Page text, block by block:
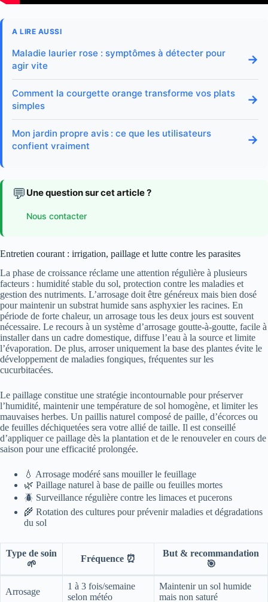
A LIRE AUSSI
Maladie laurier rose : symptômes à détecter pour
agir vite
→
Comment la courgette orange transforme vos plats
simples
→
Mon jardin propre avis : ce que les utilisateurs
confient vraiment
→
💬 Une question sur cet article ?
Nous contacter
Entretien courant : irrigation, paillage et lutte contre les parasites
La phase de croissance réclame une attention régulière à plusieurs
facteurs : humidité stable du sol, protection contre les maladies et
gestion des nutriments. L’arrosage doit être généreux mais bien dosé
pour maintenir un substrat humide sans asphyxier les racines. En
période de forte chaleur, un arrosage tous les deux jours est souvent
nécessaire. Le recours à un système d’arrosage goutte-à-goutte, facile à
installer dans un cadre domestique, diffuse l’eau à la source et limite
l’évaporation. De plus, arroser uniquement la base des plantes évite le
développement de maladies fongiques, fréquentes sur les
cucurbitacées.
Le paillage constitue une stratégie incontournable pour préserver
l’humidité, maintenir une température de sol homogène, et limiter les
mauvaises herbes. Un paillis naturel composé de paille, d’écorces ou
de feuilles déchiquetées sera votre allié de taille. Il est conseillé
d’appliquer ce paillage dès la plantation et de le renouveler en cours de
saison pour une efficacité prolongée.
💧 Arrosage modéré sans mouiller le feuillage
🌿 Paillage naturel à base de paille ou feuilles mortes
🪲 Surveillance régulière contre les limaces et pucerons
🌾 Rotation des cultures pour prévenir maladies et dégradations
du sol
Type de soin
🌱
Fréquence ⏰
But & recommandation
🎯
Arrosage
1 à 3 fois/semaine
selon météo
Maintenir un sol humide
mais non saturé